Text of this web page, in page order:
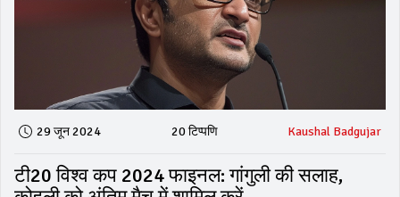
29 जून 2024 20 टिप्पणि Kaushal Badgujar
टी20 विश्व कप 2024 फाइनल: गांगुली की सलाह,